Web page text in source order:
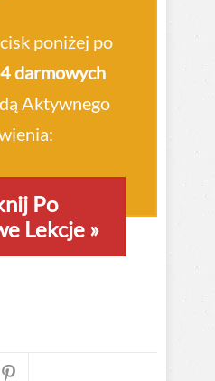
poniżej po
4 darmowych
Aktywnego
Po
Lekcje »